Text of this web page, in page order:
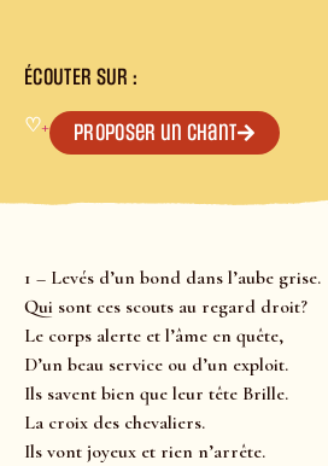
ÉCOUTER SUR :
♡+ Proposer un chant
1 – Levés d’un bond dans l’aube grise.
Qui sont ces scouts au regard droit?
Le corps alerte et l’âme en quête,
D’un beau service ou d’un exploit.
Ils savent bien que leur tête Brille.
La croix des chevaliers.
Ils vont joyeux et rien n’arrête.